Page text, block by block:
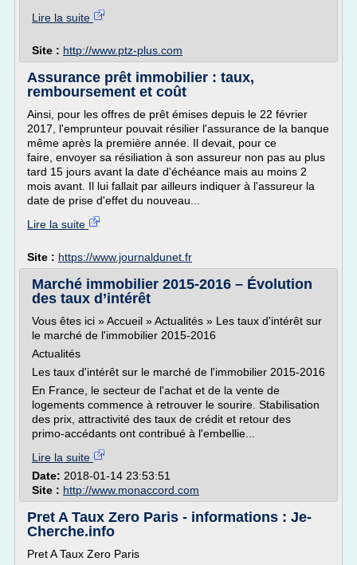
Lire la suite
Site : http://www.ptz-plus.com
Assurance prêt immobilier : taux,
remboursement et coût
Ainsi, pour les offres de prêt émises depuis le 22 février
2017, l'emprunteur pouvait résilier l'assurance de la banque
même après la première année. Il devait, pour ce
faire, envoyer sa résiliation à son assureur non pas au plus
tard 15 jours avant la date d'échéance mais au moins 2
mois avant. Il lui fallait par ailleurs indiquer à l'assureur la
date de prise d'effet du nouveau...
Lire la suite
Site : https://www.journaldunet.fr
Marché immobilier 2015-2016 – Évolution
des taux d’intérêt
Vous êtes ici » Accueil » Actualités » Les taux d'intérêt sur
le marché de l'immobilier 2015-2016
Actualités
Les taux d'intérêt sur le marché de l'immobilier 2015-2016
En France, le secteur de l'achat et de la vente de
logements commence à retrouver le sourire. Stabilisation
des prix, attractivité des taux de crédit et retour des
primo-accédants ont contribué à l'embellie...
Lire la suite
Date: 2018-01-14 23:53:51
Site : http://www.monaccord.com
Pret A Taux Zero Paris - informations : Je-
Cherche.info
Pret A Taux Zero Paris